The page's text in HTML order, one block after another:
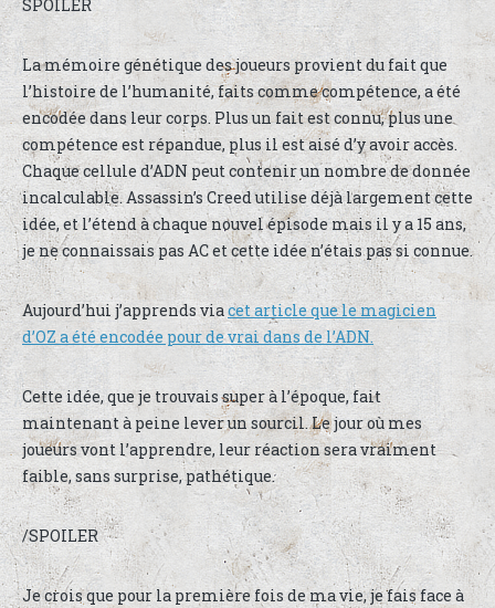
SPOILER
La mémoire génétique des joueurs provient du fait que
l’histoire de l’humanité, faits comme compétence, a été
encodée dans leur corps. Plus un fait est connu, plus une
compétence est répandue, plus il est aisé d’y avoir accès.
Chaque cellule d’ADN peut contenir un nombre de donnée
incalculable. Assassin’s Creed utilise déjà largement cette
idée, et l’étend à chaque nouvel épisode mais il y a 15 ans,
je ne connaissais pas AC et cette idée n’étais pas si connue.
Aujourd’hui j’apprends viacet article que le magicien
d’OZ a été encodée pour de vrai dans de l’ADN.
Cette idée, que je trouvais super à l’époque, fait
maintenant à peine lever un sourcil. Le jour où mes
joueurs vont l’apprendre, leur réaction sera vraiment
faible, sans surprise, pathétique.
/SPOILER
Je crois que pour la première fois de ma vie, je fais face à